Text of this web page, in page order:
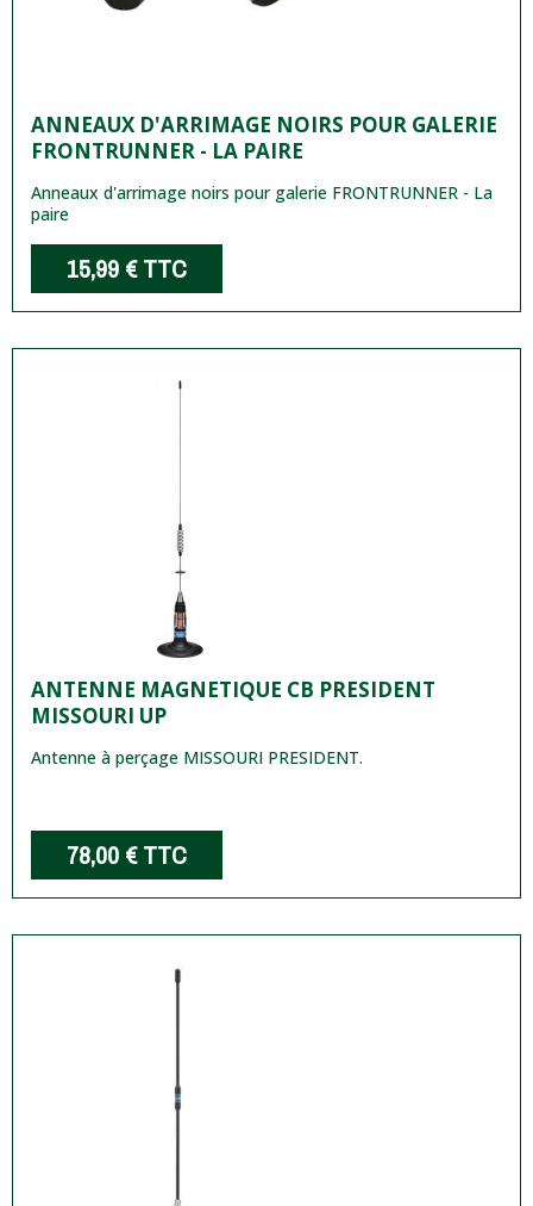
ANNEAUX D'ARRIMAGE NOIRS POUR GALERIE
FRONTRUNNER - LA PAIRE
Anneaux d'arrimage noirs pour galerie FRONTRUNNER - La
paire
15,99 €TTC
ANTENNE MAGNETIQUE CB PRESIDENT
MISSOURI UP
Antenne à perçage MISSOURI PRESIDENT.
78,00 €TTC